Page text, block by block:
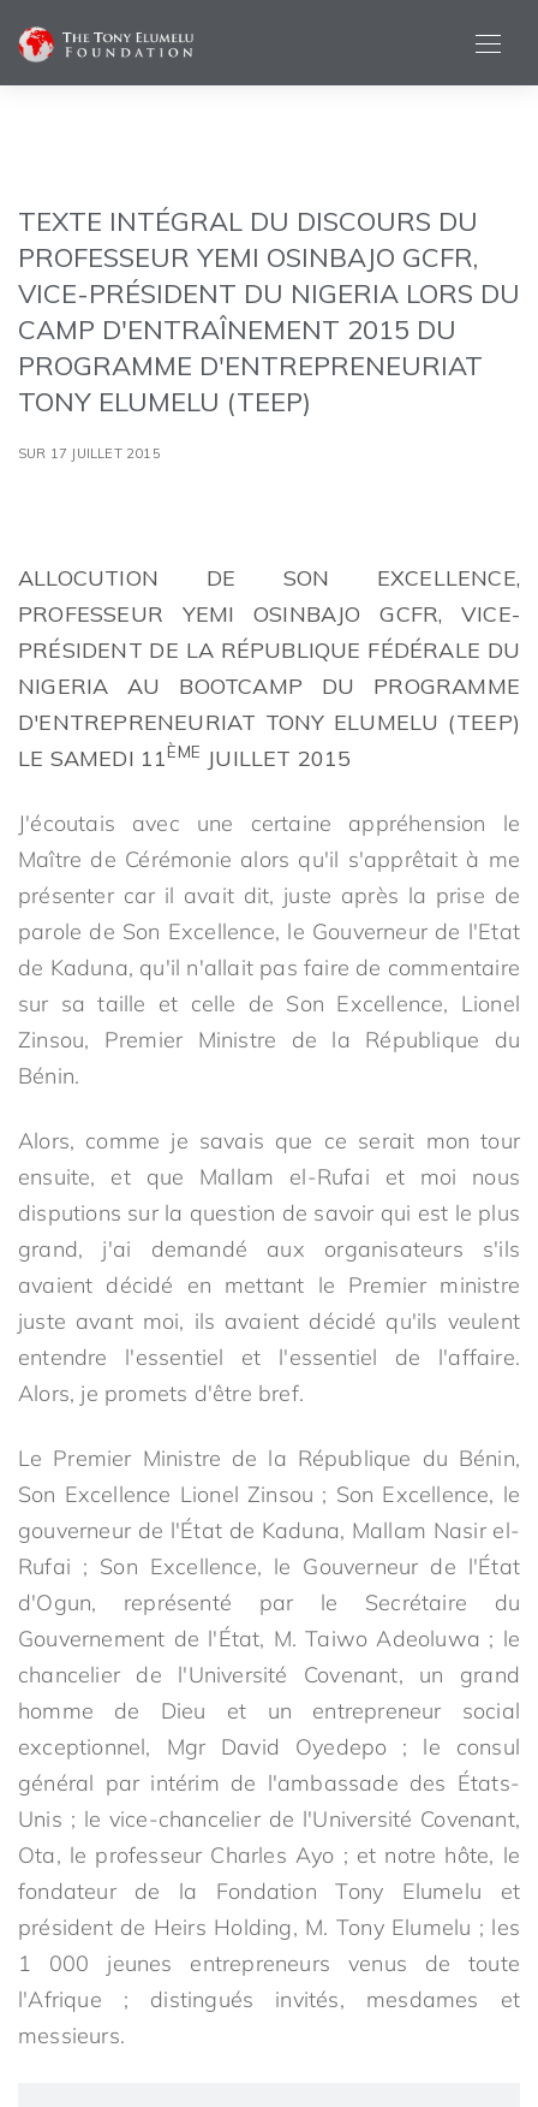
TEXTE INTÉGRAL DU DISCOURS DU
PROFESSEUR YEMI OSINBAJO GCFR,
VICE-PRÉSIDENT DU NIGERIA LORS DU
CAMP D'ENTRAÎNEMENT 2015 DU
PROGRAMME D'ENTREPRENEURIAT
TONY ELUMELU (TEEP)
SUR 17 JUILLET 2015
ALLOCUTION DE SON EXCELLENCE,
PROFESSEUR YEMI OSINBAJO GCFR, VICE-
PRÉSIDENT DE LA RÉPUBLIQUE FÉDÉRALE DU
NIGERIA AU BOOTCAMP DU PROGRAMME
D'ENTREPRENEURIAT TONY ELUMELU (TEEP)
LE SAMEDI 11ÈME JUILLET 2015
J'écoutais avec une certaine appréhension le
Maître de Cérémonie alors qu'il s'apprêtait à me
présenter car il avait dit, juste après la prise de
parole de Son Excellence, le Gouverneur de l'Etat
de Kaduna, qu'il n'allait pas faire de commentaire
sur sa taille et celle de Son Excellence, Lionel
Zinsou, Premier Ministre de la République du
Bénin.
Alors, comme je savais que ce serait mon tour
ensuite, et que Mallam el-Rufai et moi nous
disputions sur la question de savoir qui est le plus
grand, j'ai demandé aux organisateurs s'ils
avaient décidé en mettant le Premier ministre
juste avant moi, ils avaient décidé qu'ils veulent
entendre l'essentiel et l'essentiel de l'affaire.
Alors, je promets d'être bref.
Le Premier Ministre de la République du Bénin,
Son Excellence Lionel Zinsou ; Son Excellence, le
gouverneur de l'État de Kaduna, Mallam Nasir el-
Rufai ; Son Excellence, le Gouverneur de l'État
d'Ogun, représenté par le Secrétaire du
Gouvernement de l'État, M. Taiwo Adeoluwa ; le
chancelier de l'Université Covenant, un grand
homme de Dieu et un entrepreneur social
exceptionnel, Mgr David Oyedepo ; le consul
général par intérim de l'ambassade des États-
Unis ; le vice-chancelier de l'Université Covenant,
Ota, le professeur Charles Ayo ; et notre hôte, le
fondateur de la Fondation Tony Elumelu et
président de Heirs Holding, M. Tony Elumelu ; les
1 000 jeunes entrepreneurs venus de toute
l'Afrique ; distingués invités, mesdames et
messieurs.